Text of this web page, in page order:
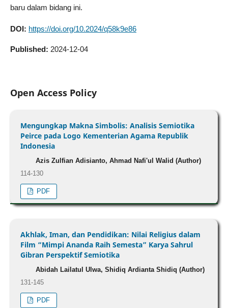
baru dalam bidang ini.
DOI: https://doi.org/10.2024/q58k9e86
Published: 2024-12-04
Open Access Policy
Mengungkap Makna Simbolis: Analisis Semiotika
Peirce pada Logo Kementerian Agama Republik
Indonesia
Azis Zulfian Adisianto, Ahmad Nafi'ul Walid (Author)
114-130
PDF
Akhlak, Iman, dan Pendidikan: Nilai Religius dalam
Film “Mimpi Ananda Raih Semesta” Karya Sahrul
Gibran Perspektif Semiotika
Abidah Lailatul Ulwa, Shidiq Ardianta Shidiq (Author)
131-145
PDF